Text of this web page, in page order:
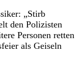
„Stirb
den Polizisten
Personen retten
als Geiseln